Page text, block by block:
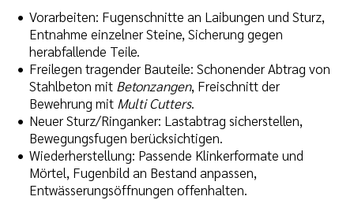
Vorarbeiten: Fugenschnitte an Laibungen und Sturz,
Entnahme einzelner Steine, Sicherung gegen
herabfallende Teile.
Freilegen tragender Bauteile: Schonender Abtrag von
Stahlbeton mit Betonzangen, Freischnitt der
Bewehrung mit Multi Cutters.
Neuer Sturz/Ringanker: Lastabtrag sicherstellen,
Bewegungsfugen berücksichtigen.
Wiederherstellung: Passende Klinkerformate und
Mörtel, Fugenbild an Bestand anpassen,
Entwässerungsöffnungen offenhalten.